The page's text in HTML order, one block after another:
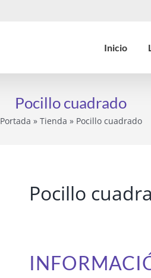
Inicio
Pocillo cuadrado
Portada » Tienda » Pocillo cuadrado
Pocillo